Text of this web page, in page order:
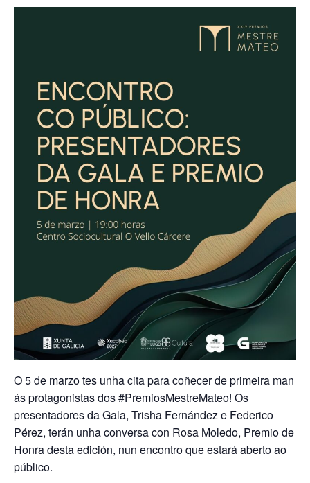
O 5 de marzo tes unha cita para coñecer de primeira man
ás protagonistas dos #PremiosMestreMateo! Os
presentadores da Gala, Trisha Fernández e Federico
Pérez, terán unha conversa con Rosa Moledo, Premio de
Honra desta edición, nun encontro que estará aberto ao
público.